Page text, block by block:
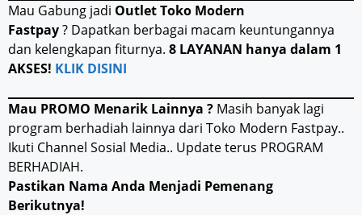
Mau Gabung jadi Outlet Toko Modern
Fastpay? Dapatkan berbagai macam keuntungannya
dan kelengkapan fiturnya. 8 LAYANAN hanya dalam 1
AKSES! KLIK DISINI
Mau PROMO Menarik Lainnya ? Masih banyak lagi
program berhadiah lainnya dari Toko Modern Fastpay..
Ikuti Channel Sosial Media.. Update terus PROGRAM
BERHADIAH.
Pastikan Nama Anda Menjadi Pemenang
Berikutnya!